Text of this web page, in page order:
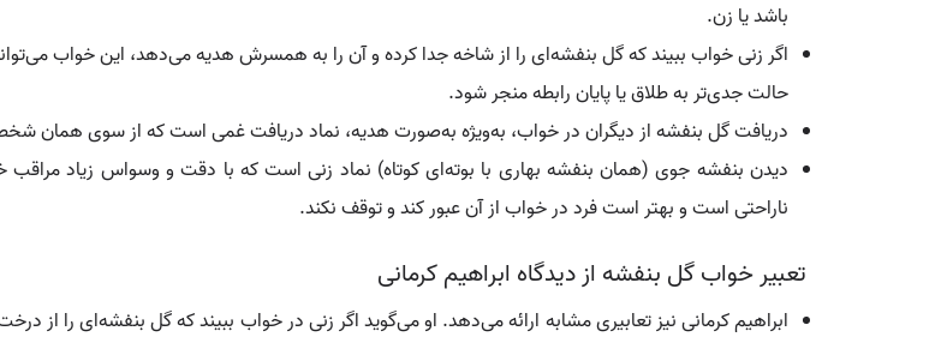
باشد یا زن.
اگر زنی خواب ببیند که گل بنفشه‌ای را از شاخه جدا کرده و آن را به همسرش هدیه می‌دهد، این خواب
حالت جدی‌تر به طلاق یا پایان رابطه منجر شود.
دریافت گل بنفشه از دیگران در خواب، به‌ویژه به‌صورت هدیه، نماد دریافت غمی است که از سوی همان
دیدن بنفشه جوی (همان بنفشه بهاری با بوته‌ای کوتاه) نماد زنی است که با دقت و وسواس زیاد
ناراحتی است و بهتر است فرد در خواب از آن عبور کند و توقف نکند.
تعبیر خواب گل بنفشه از دیدگاه ابراهیم کرمانی
ابراهیم کرمانی نیز تعابیری مشابه ارائه می‌دهد. او می‌گوید اگر زنی در خواب ببیند که گل بنفشه‌ای را